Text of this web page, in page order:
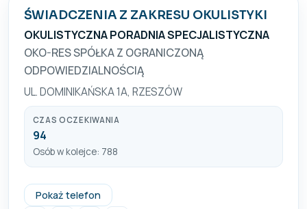
ŚWIADCZENIA Z ZAKRESU OKULISTYKI
OKULISTYCZNA PORADNIA SPECJALISTYCZNA
OKO-RES SPÓŁKA Z OGRANICZONĄ
ODPOWIEDZIALNOŚCIĄ
UL. DOMINIKAŃSKA 1A, RZESZÓW
CZAS OCZEKIWANIA
94
Osób w kolejce: 788
Pokaż telefon
+48 17 307 02 07